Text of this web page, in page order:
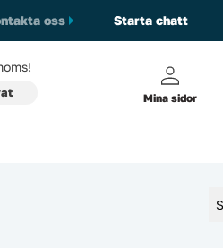
oss Starta chatt
Mina sidor